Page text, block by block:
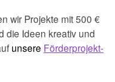
wir Projekte mit 500 €
die Ideen kreativ und
unsere Förderprojekt-